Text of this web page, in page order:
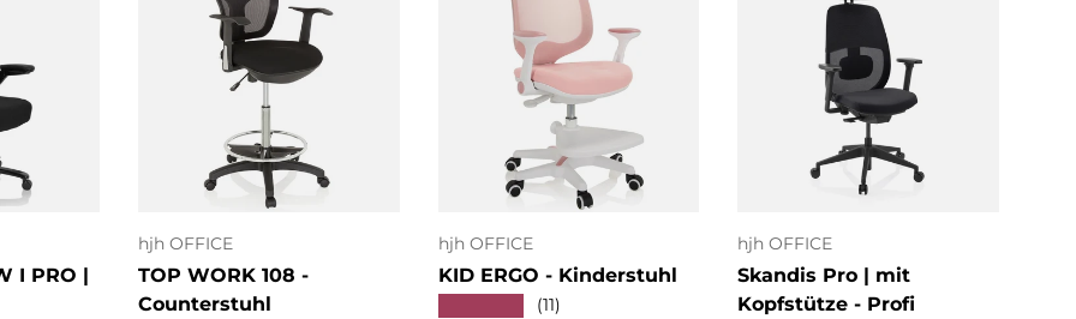
I PRO |
hjh OFFICE
TOP WORK 108 -
Counterstuhl
In den Warenkorb
hjh OFFICE
KID ERGO - Kinderstuhl
(11)
Optionen
auswählen
hjh OFFICE
Skandis Pro | mit
Kopfstütze - Profi
Optionen
auswählen